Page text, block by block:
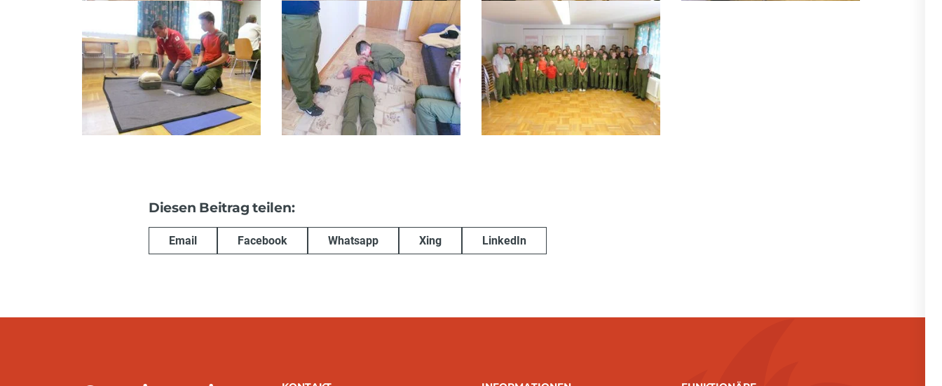
Diesen Beitrag teilen:
Email Facebook Whatsapp Xing LinkedIn